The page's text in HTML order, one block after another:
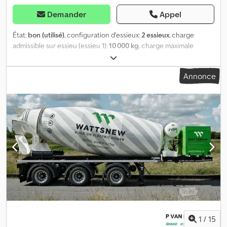
Demander Appel
État: bon (utilisé), configuration d'essieux:2 essieux, charge
admissible sur essieu (essieu 1):10 000 kg, charge maximale
10 000 kg
immatriculation:03/1991, volume de l'espace de chargement:45
, empattement:7 390
options et équipements = - Plancher en aluminium - Essieux BPW
- Trappe à grains - Feux LED - Phares de travail LED - Essieu
directeur - Suspension pneumatique - Bâche roulante -
couverture - Freins à tambour Dodsy R N Daepfx Ak Ejck =
Informations complémentaires = Configuration des essieux
Freins: Freins à tambour Suspension: Suspension pneumatique
Essieu arrière 1: Charge maximale par essieu : 10 000 kg ; Profil de
pneu côté gauche : 30 % ; Profil de pneu côté droit : 30 % Essieu
arrière 2: Charge maximale par essieu : 10 000 kg ; Directionnel ;
Profil de pneu côté gauche : 30 % ; Profil de pneu côté droit : 30
000 kg Fonctionnalité Benne : arrière Entretien Contrôle
Annonce
1 / 15